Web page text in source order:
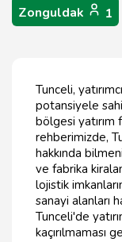
Zonguldak 1
Tunceli,
potansiyele
bölgesi yatırım
rehberimizde,
hakkında
ve fabrika
lojistik
sanayi alanları
Tunceli'de
kaçırılmaması